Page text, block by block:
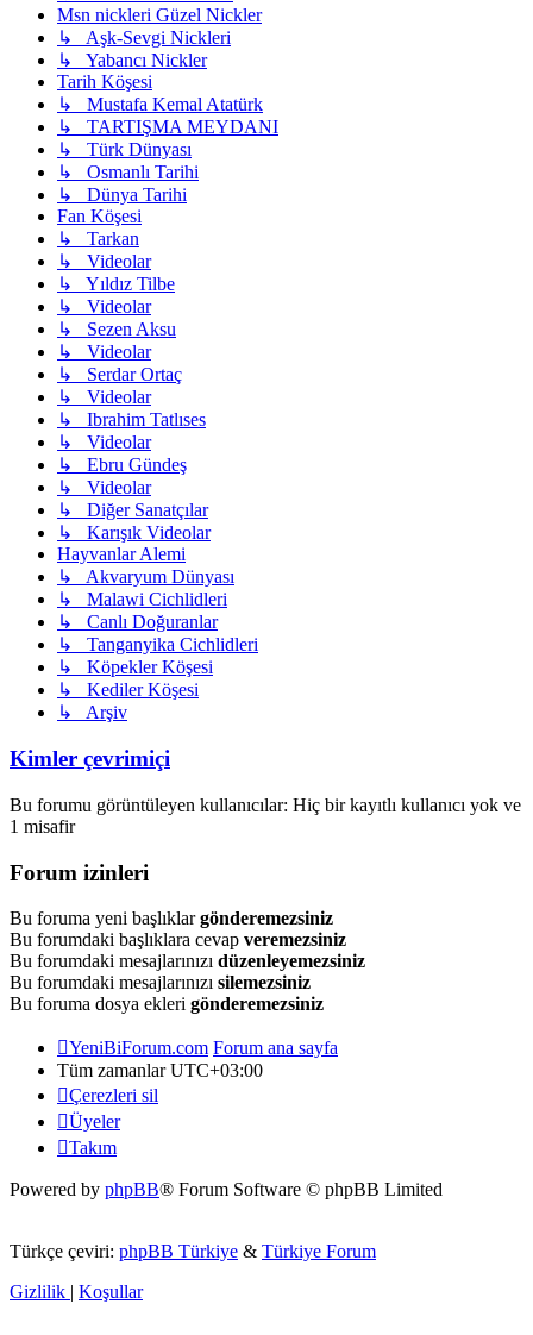
Msn nickleri Güzel Nickler
↳ Aşk-Sevgi Nickleri
↳ Yabancı Nickler
Tarih Köşesi
↳ Mustafa Kemal Atatürk
↳ TARTIŞMA MEYDANI
↳ Türk Dünyası
↳ Osmanlı Tarihi
↳ Dünya Tarihi
Fan Köşesi
↳ Tarkan
↳ Videolar
↳ Yıldız Tilbe
↳ Videolar
↳ Sezen Aksu
↳ Videolar
↳ Serdar Ortaç
↳ Videolar
↳ Ibrahim Tatlıses
↳ Videolar
↳ Ebru Gündeş
↳ Videolar
↳ Diğer Sanatçılar
↳ Karışık Videolar
Hayvanlar Alemi
↳ Akvaryum Dünyası
↳ Malawi Cichlidleri
↳ Canlı Doğuranlar
↳ Tanganyika Cichlidleri
↳ Köpekler Köşesi
↳ Kediler Köşesi
↳ Arşiv
Kimler çevrimiçi
Bu forumu görüntüleyen kullanıcılar: Hiç bir kayıtlı kullanıcı yok ve
1 misafir
Forum izinleri
Bu foruma yeni başlıklargönderemezsiniz
Bu forumdaki başlıklara cevap veremezsiniz
Bu forumdaki mesajlarınızı düzenleyemezsiniz
Bu forumdaki mesajlarınızı silemezsiniz
Bu foruma dosya ekleri gönderemezsiniz
YeniBiForum.com Forum ana sayfa
Tüm zamanlarUTC+03:00
Çerezleri sil
Üyeler
Takım
Powered by phpBB® Forum Software © phpBB Limited
Türkçe çeviri: phpBB Türkiye & Türkiye Forum
Gizlilik | Koşullar